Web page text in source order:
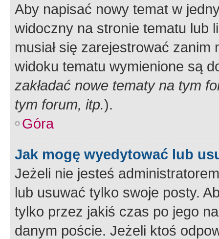
Aby napisać nowy temat w
widoczny na stronie tematu lub
musiał się zarejestrować
widoku tematu wymienione są
zakładać nowe tematy na tym
tym forum, itp.).
Góra
Jak mogę wyedytować lub
Jeżeli nie jesteś
lub usuwać tylko swoje posty.
tylko przez jakiś czas po jego
danym poście. Jeżeli ktoś